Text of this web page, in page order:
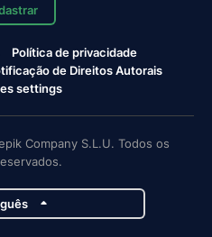
Política de privacidade
de Direitos Autorais
settings
Company S.L.U. Todos os